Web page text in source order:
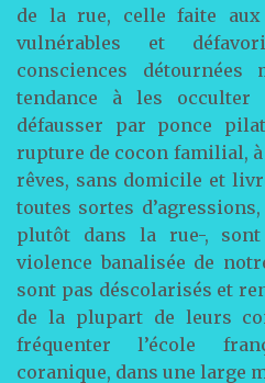
de la rue, celle faite aux
vulnérables et
consciences
tendance à les
défausser par ponce
rupture de cocon familial,
rêves, sans domicile et
toutes sortes
plutôt dans la rue-, sont
violence banalisée de
sont pas déscolarisés et
de la plupart de leurs
fréquenter l’école
coranique, dans une large